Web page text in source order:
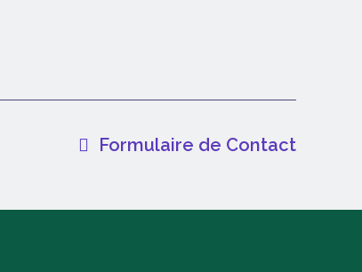
Formulaire de Contact